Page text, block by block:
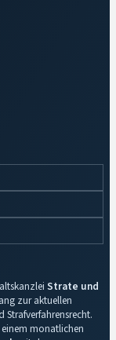
Strate und
zur aktuellen
monatlichen